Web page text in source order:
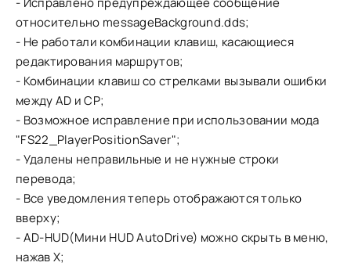
относительно messageBackground.dds;
- Не работали комбинации клавиш, касающиеся
редактирования маршрутов;
- Комбинации клавиш со стрелками вызывали ошибки
между AD и CP;
- Возможное исправление при использовании мода
"FS22_PlayerPositionSaver";
- Удалены неправильные и не нужные строки
перевода;
- Все уведомления теперь отображаются только
вверху;
- AD-HUD(Мини HUD AutoDrive) можно скрыть в меню,
нажав X;